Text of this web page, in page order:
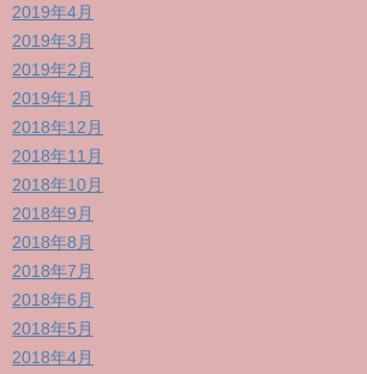
2019年4月
2019年3月
2019年2月
2019年1月
2018年12月
2018年11月
2018年10月
2018年9月
2018年8月
2018年7月
2018年6月
2018年5月
2018年4月